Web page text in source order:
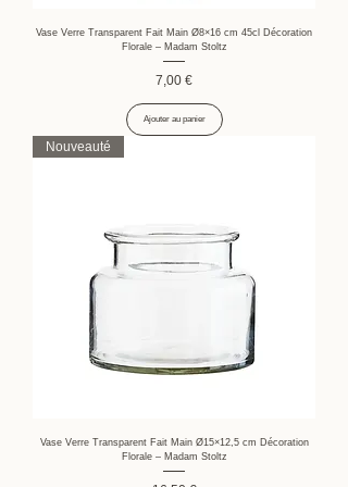
Vase Verre Transparent Fait Main Ø8×16 cm 45cl Décoration
Florale – Madam Stoltz
Prix
7,00 €
Ajouter au panier
Nouveauté
Vase Verre Transparent Fait Main Ø15×12,5 cm Décoration
Florale – Madam Stoltz